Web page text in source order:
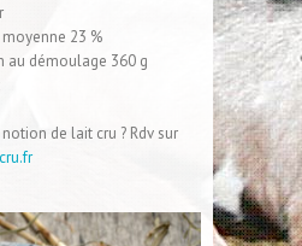
23 %
au démoulage 360 g
de lait cru ? Rdv sur